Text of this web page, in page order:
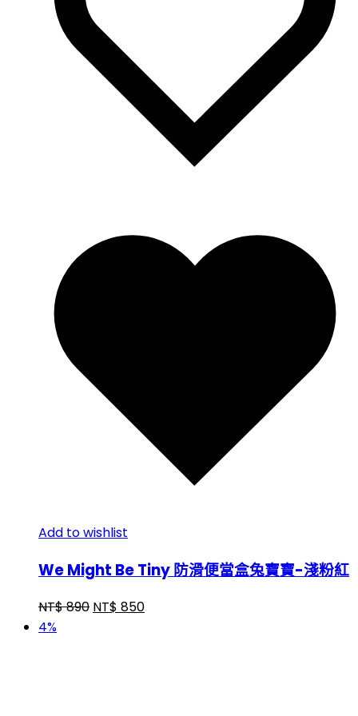
Add to wishlist
We Might Be Tiny 防滑便當盒兔寶寶-淺粉紅
NT$890 NT$ 850
4%